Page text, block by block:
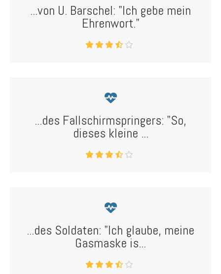
...von U. Barschel: "Ich gebe mein
Ehrenwort."
...des Fallschirmspringers: "So,
dieses kleine ...
...des Soldaten: "Ich glaube, meine
Gasmaske is...